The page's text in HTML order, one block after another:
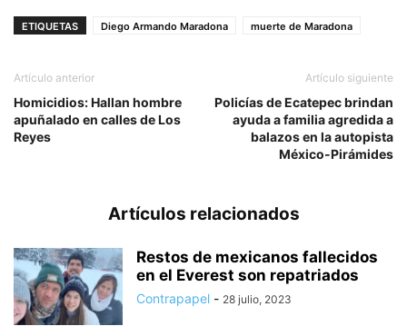
ETIQUETAS Diego Armando Maradona muerte de Maradona
Artículo anterior
Homicidios: Hallan hombre
apuñalado en calles de Los
Reyes
Artículo siguiente
Policías de Ecatepec brindan
ayuda a familia agredida a
balazos en la autopista
México-Pirámides
Artículos relacionados
Restos de mexicanos fallecidos
en el Everest son repatriados
Contrapapel - 28 julio, 2023